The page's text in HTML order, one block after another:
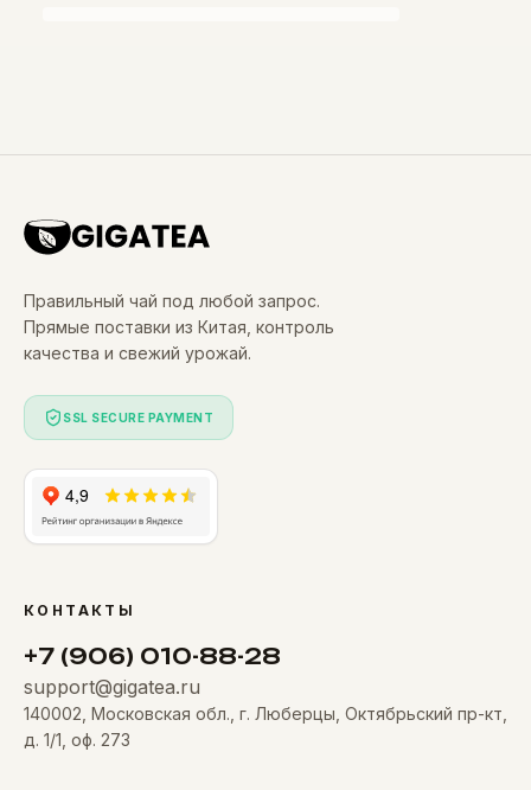
Правильный чай под любой запрос.
Прямые поставки из Китая, контроль
качества и свежий урожай.
SSL SECURE PAYMENT
КОНТАКТЫ
+7 (906) 010-88-28
support@gigatea.ru
140002, Московская обл., г. Люберцы, Октябрьский пр-кт,
д. 1/1, оф. 273